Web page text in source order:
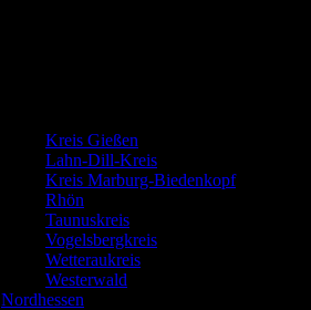
Kreis Gießen
Lahn-Dill-Kreis
Kreis Marburg-Biedenkopf
Rhön
Taunuskreis
Vogelsbergkreis
Wetteraukreis
Westerwald
Nordhessen